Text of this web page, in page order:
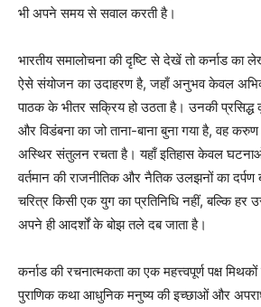
भी अपने समय से सवाल करती है।
भारतीय समालोचना की दृष्टि से देखें तो कर्नाड का
ऐसे संयोजन का उदाहरण है, जहाँ अनुभव केवल
पाठक के भीतर सक्रिय हो उठता है। उनकी
और विडंबना का जो ताना-बाना बुना गया है, वह
अस्थिर संतुलन रचता है। यहाँ इतिहास केवल
वर्तमान की राजनीतिक और नैतिक उलझनों का
चरित्र किसी एक युग का प्रतिनिधि नहीं, बल्कि हर
अपने ही आदर्शों के बोझ तले दब जाता है।
कर्नाड की रचनात्मकता का एक महत्त्वपूर्ण पक्ष
पुराणिक कथा आधुनिक मनुष्य की इच्छाओं और